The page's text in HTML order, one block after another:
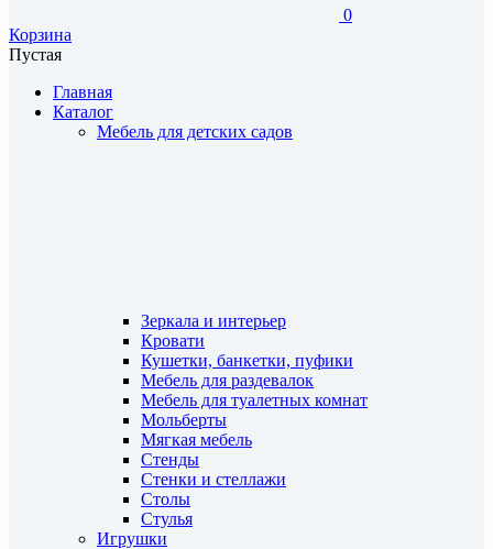
0
Корзина
Пустая
Главная
Каталог
Мебель для детских садов
Зеркала и интерьер
Кровати
Кушетки, банкетки, пуфики
Мебель для раздевалок
Мебель для туалетных комнат
Мольберты
Мягкая мебель
Стенды
Стенки и стеллажи
Столы
Стулья
Игрушки